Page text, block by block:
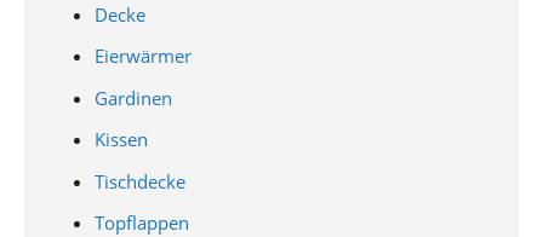
Decke
Eierwärmer
Gardinen
Kissen
Tischdecke
Topflappen